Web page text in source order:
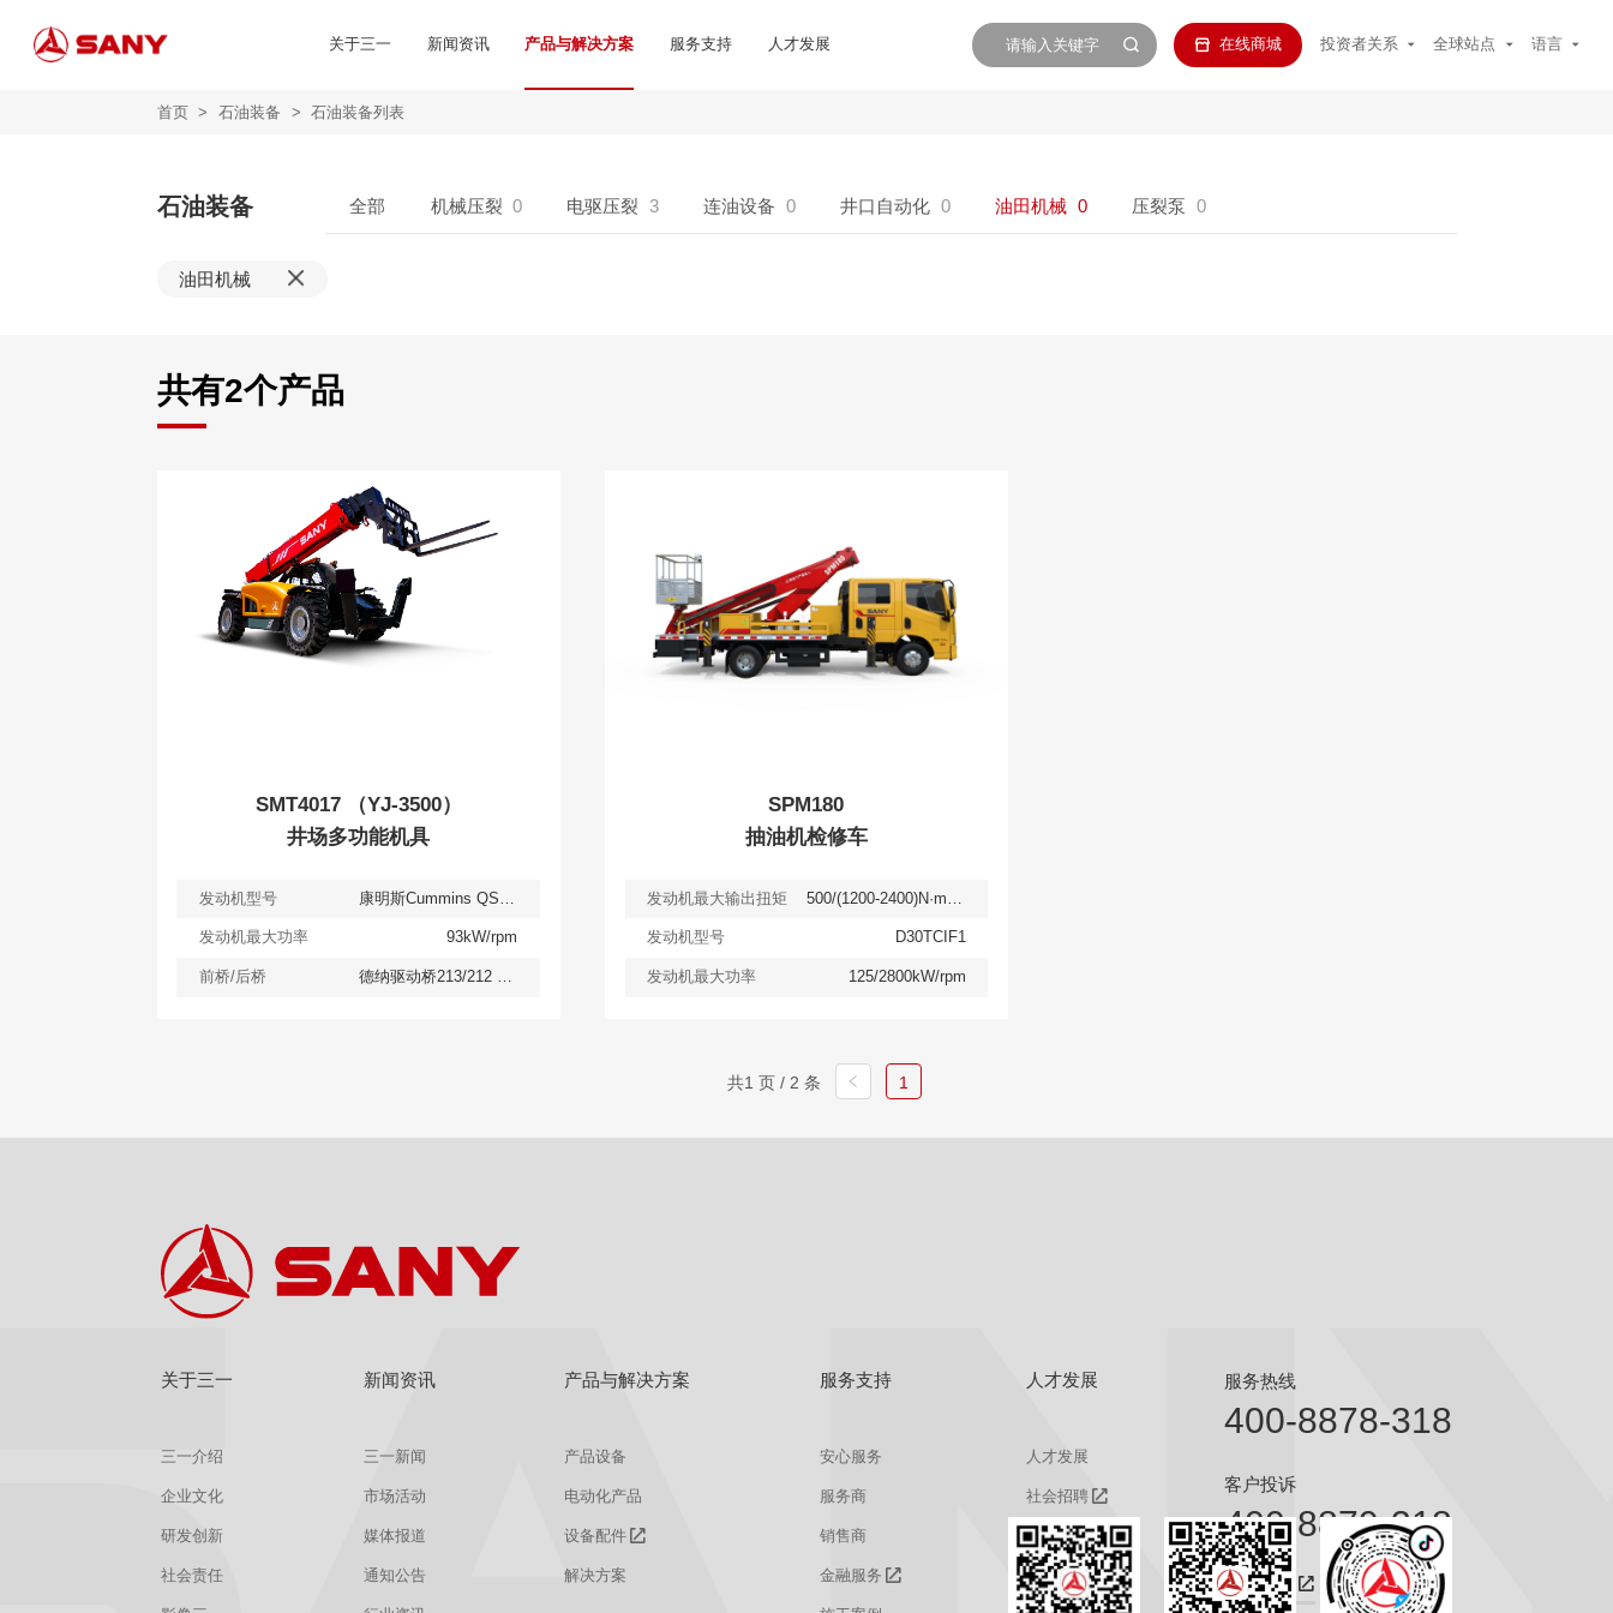
关于三一 新闻资讯 产品与解决方案 服务支持 人才发展 在线商城 投资者关系 全球站点 语言
首页 > 石油装备 > 石油装备列表
石油装备 全部 机械压裂 0 电驱压裂 3 连油设备 0 井口自动化 0 油田机械 0 压裂泵 0
油田机械
共有2个产品
SMT4017 （YJ-3500）
井场多功能机具
发动机型号
发动机最大功率 93kW/rpm
前桥/后桥
SPM180
抽油机检修车
发动机最大输出扭矩
发动机型号 D30TCIF1
发动机最大功率 125/2800kW/rpm
查看 详情 获取报价
共1 页 / 2 条 1
关于三一
三一介绍
企业文化
研发创新
社会责任
新闻资讯
三一新闻
市场活动
媒体报道
通知公告
产品与解决方案
产品设备
电动化产品
设备配件
解决方案
服务支持
安心服务
服务商
销售商
金融服务
人才发展
人才发展
社会招聘
校园招聘
服务热线
400-8878-318
客户投诉
400-8879-318
咨询热线